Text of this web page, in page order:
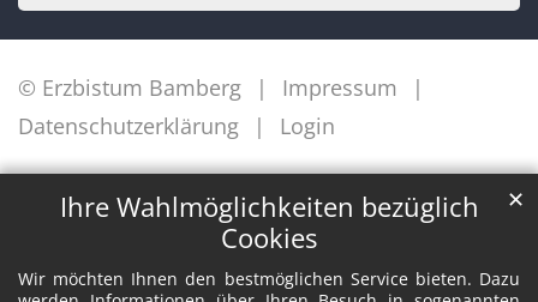
Ihre Wahlmöglichkeiten bezüglich
Cookies
Wir möchten Ihnen den bestmöglichen Service bieten. Dazu
✕
© Erzbistum Bamberg
Impressum
Datenschutzerklärung
Login